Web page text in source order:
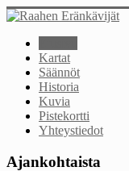
Kartat
Säännöt
Historia
Kuvia
Pistekortti
Yhteystiedot
Ajankohtaista